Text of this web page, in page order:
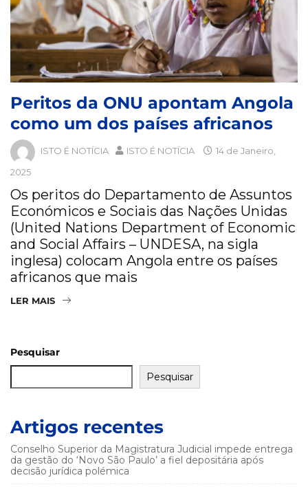
Peritos da ONU apontam Angola
como um dos países africanos
ISTO É NOTÍCIA ISTO É NOTÍCIA
14 de Janeiro,
2025
Os peritos do Departamento de Assuntos
Económicos e Sociais das Nações Unidas
(United Nations Department of Economic
and Social Affairs – UNDESA, na sigla
inglesa) colocam Angola entre os países
africanos que mais
LER MAIS
Pesquisar
Pesquisar
Artigos recentes
Conselho Superior da Magistratura Judicial impede entrega
da gestão do ‘Novo São Paulo’ a fiel depositária após
decisão jurídica polémica